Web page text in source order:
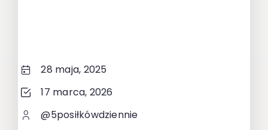
28 maja, 2025
17 marca, 2026
@5posiłkówdziennie